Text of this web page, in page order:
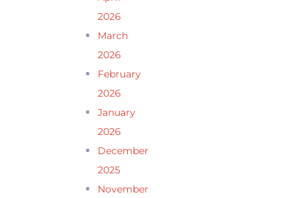
2026
March
2026
February
2026
January
2026
December
2025
November